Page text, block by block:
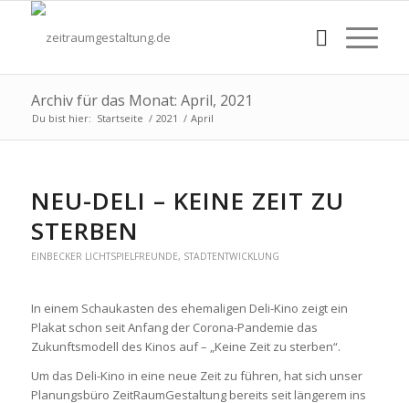
Archiv für das Monat: April, 2021
Du bist hier: Startseite / 2021 / April
NEU-DELI – KEINE ZEIT ZU
STERBEN
EINBECKER LICHTSPIELFREUNDE, STADTENTWICKLUNG
In einem Schaukasten des ehemaligen Deli-Kino zeigt ein
Plakat schon seit Anfang der Corona-Pandemie das
Zukunftsmodell des Kinos auf – „Keine Zeit zu sterben“.
Um das Deli-Kino in eine neue Zeit zu führen, hat sich unser
Planungsbüro ZeitRaumGestaltung bereits seit längerem ins